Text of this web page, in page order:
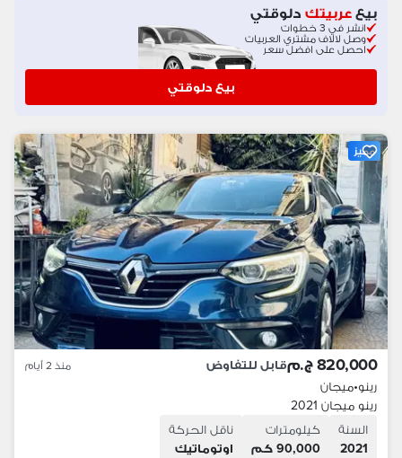
بيععربيتك دلوقتي
انشر في 3 خطوات
وصل لالاف مشتري العربيات
احصل على افضل سعر
بيع دلوقتي
مميز
820,000 ج.م قابل للتفاوض منذ 2 أيام
رينو•ميجان
رينو ميجان 2021
السنة
2021
كيلومترات
90,000 كم
ناقل الحركة
اوتوماتيك